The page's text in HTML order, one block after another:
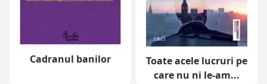
Cadranul banilor
Toate acele lucruri pe
care nu ni le-am...